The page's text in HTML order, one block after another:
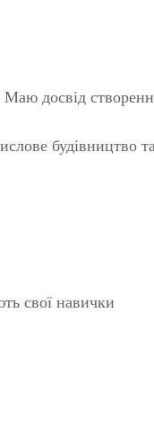
досвід
будівництво та
свої навички